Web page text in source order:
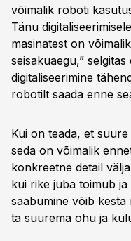
võimalik roboti
Tänu
masinatest on
seisakuaegu,”
digitaliseerimine
robotilt saada enne
Kui on teada, et
seda on võimalik
konkreetne detail
kui rike juba toimub
saabumine võib kesta
ta suurema ohu ja